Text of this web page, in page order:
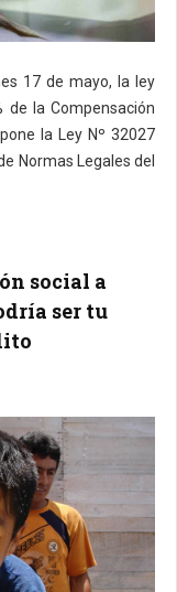
17 de mayo, la ley
de la Compensación
la Ley Nº 32027
Normas Legales del
social a
ser tu